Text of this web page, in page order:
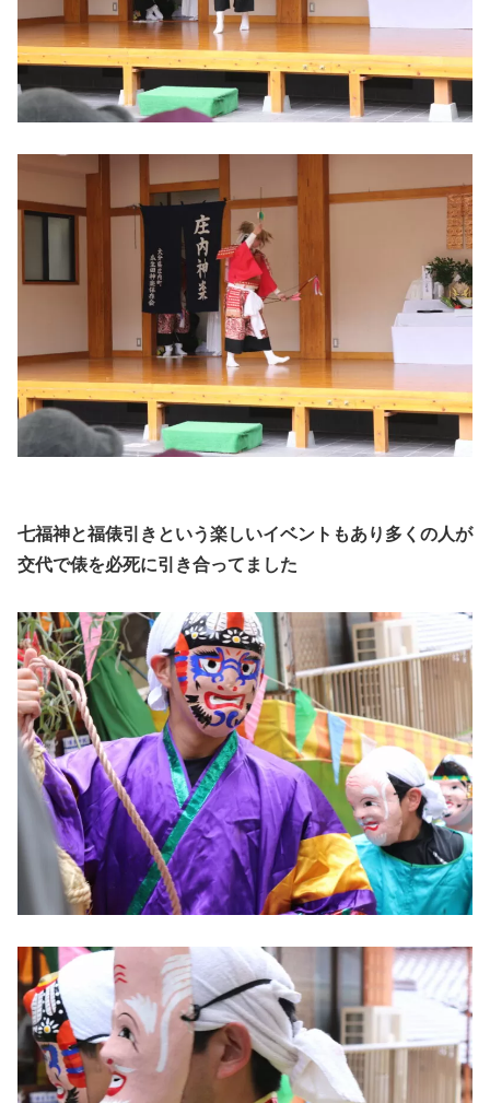
七福神と福俵引きという楽しいイベントもあり多くの人が
交代で俵を必死に引き合ってました